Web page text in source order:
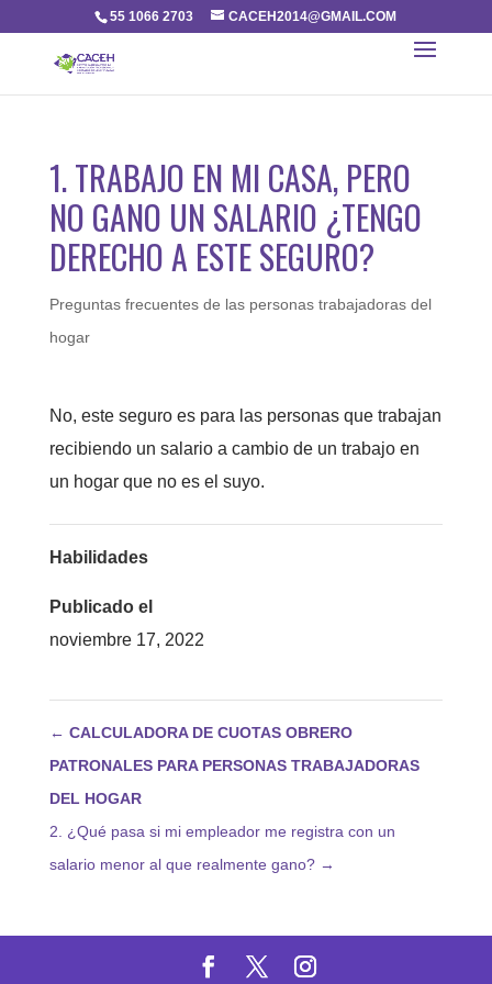
55 1066 2703 CACEH2014@GMAIL.COM
1. TRABAJO EN MI CASA, PERO
NO GANO UN SALARIO ¿TENGO
DERECHO A ESTE SEGURO?
Preguntas frecuentes de las personas trabajadoras del
hogar
No, este seguro es para las personas que trabajan
recibiendo un salario a cambio de un trabajo en
un hogar que no es el suyo.
Habilidades
Publicado el
noviembre 17, 2022
← CALCULADORA DE CUOTAS OBRERO
PATRONALES PARA PERSONAS TRABAJADORAS
DEL HOGAR
2. ¿Qué pasa si mi empleador me registra con un
salario menor al que realmente gano? →